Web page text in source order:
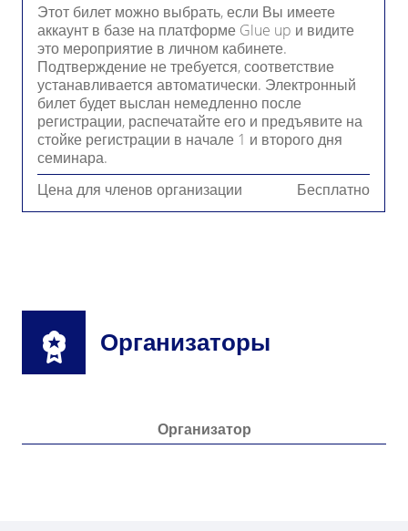
Этот билет можно выбрать, если Вы имеете
аккаунт в базе на платформе Glue up и видите
это мероприятие в личном кабинете.
Подтверждение не требуется, соответствие
устанавливается автоматически. Электронный
билет будет выслан немедленно после
регистрации, распечатайте его и предъявите на
стойке регистрации в начале 1 и второго дня
семинара.
Цена для членов организации
Бесплатно
Организаторы
Организатор